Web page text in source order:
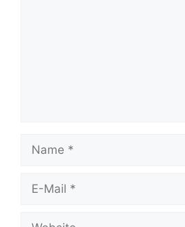
Name
Website